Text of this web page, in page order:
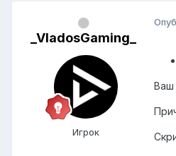
_VladosGaming_
Игрок
Ваш